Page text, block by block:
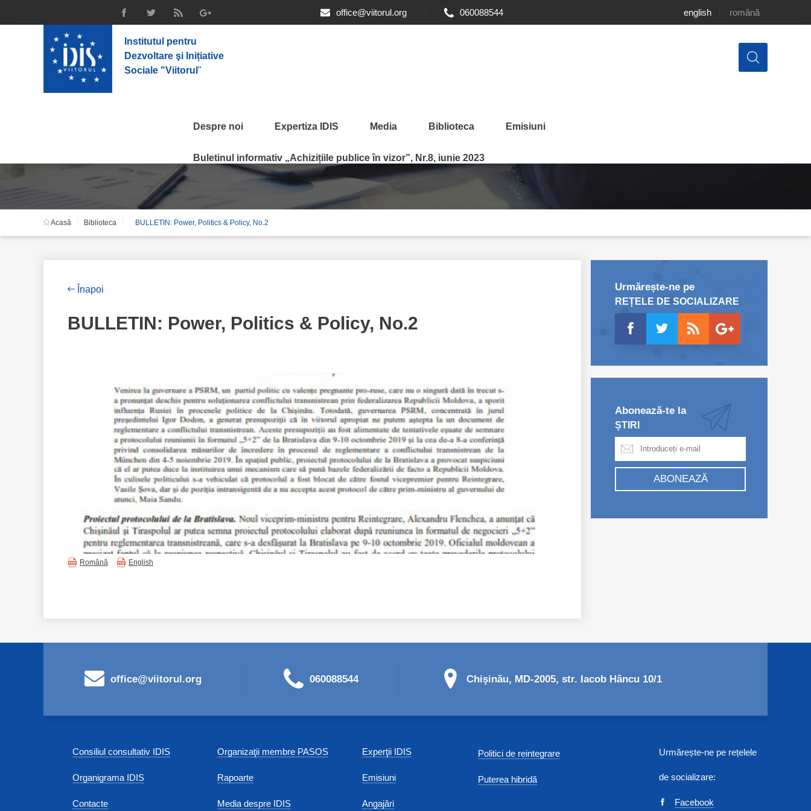
office@viitorul.org 060088544 english română
Institutul pentru
Dezvoltare şi Inițiative
Sociale "Viitorul "
Despre noi Expertiza IDIS Media Biblioteca Emisiuni
Buletinul informativ „Achizițiile publice în vizor”, Nr.8, iunie 2023
BULLETIN: Power, Politics & Policy, No.2
Acasă Biblioteca BULLETIN: Power, Politics & Policy, No.2
Înapoi
BULLETIN: Power, Politics & Policy, No.2
Română English
Urmărește-ne pe
REȚELE DE SOCIALIZARE
Abonează-te la
ȘTIRI
ABONEAZĂ
office@viitorul.org 060088544 Chişinău, MD-2005, str. Iacob Hâncu 10/1
Consiliul consultativ IDIS
Organigrama IDIS
Contacte
Organizaţii membre PASOS
Rapoarte
Media despre IDIS
Experţii IDIS
Emisiuni
Angajări
Politici de reintegrare
Puterea hibridă
Urmărește-ne pe rețelele
de socializare:
Facebook